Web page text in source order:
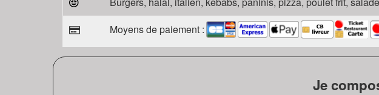
Moyens de paiement :
Je